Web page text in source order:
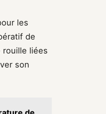
les
de
rouille liées
son